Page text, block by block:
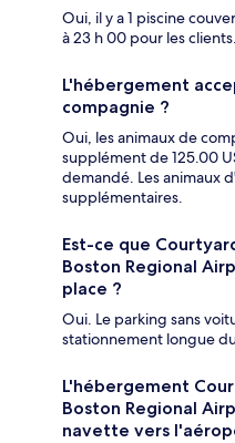
Oui, il y a 1 piscine
à 23 h 00 pour les clients.
L'hébergement
compagnie ?
Oui, les animaux de
supplément de 125.00
demandé. Les animaux
supplémentaires.
Est-ce que
Boston Regional
place ?
Oui. Le parking sans
stationnement longue
L'hébergement
Boston Regional
navette vers